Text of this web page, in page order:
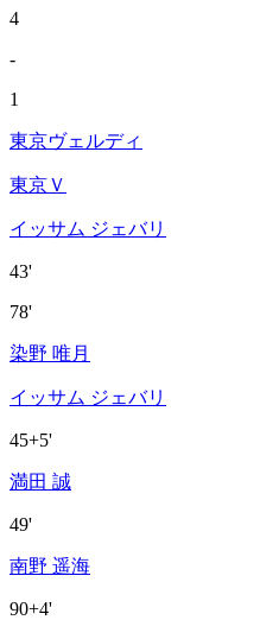
4
-
1
東京ヴェルディ
東京Ｖ
イッサム ジェバリ
43'
78'
染野 唯月
イッサム ジェバリ
45+5'
満田 誠
49'
南野 遥海
90+4'